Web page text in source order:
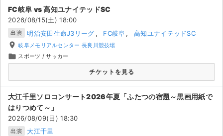
ライブ・コンサート（海外）
イベント
スポーツ
演劇・ミュージカル
ご利用ガイド
ご利用ガイド
岐阜県のチケット情報ならチケジャム！登録無料ですぐに取引OK！｢あんし
ん決済｣とスタッフが365日サポートするので安心してお取引ください。
人気のチケットはチケジャム [ticketjam] にお任せ！
FC岐阜 vs 高知ユナイテッドSC
2026/08/15(土) 18:00
出演 明治安田生命J3リーグ FC岐阜 高知ユナイテッドSC
place 岐阜メモリアルセンター 長良川競技場
folder スポーツ / サッカー
チケットを見る
大江千里ソロコンサート2026年夏「ふたつの宿題～黒画用紙で
はりつめて～」
2026/08/09(日) 18:30
出演 大江千里